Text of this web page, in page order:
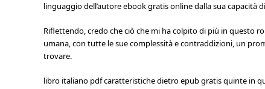
linguaggio dell’autore ebook gratis online dalla sua capacità
Riflettendo, credo che ciò che mi ha colpito di più in questo
umana, con tutte le sue complessità e contraddizioni, un
trovare.
libro italiano pdf caratteristiche dietro epub gratis quinte in